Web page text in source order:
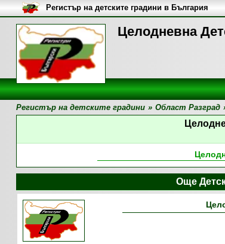
Целодневна
Регистър на детските градини в България
Регистър на детските градини » Област Разград
Още